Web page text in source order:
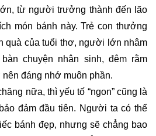
từ người trưởng thành đến lão
món bánh này. Trẻ con thưởng
quà của tuổi thơ, người lớn nhâm
chuyện nhân sinh, đêm rằm
đáng nhớ muôn phần.
nữa, thì yếu tố “ngon” cũng là
đảm đầu tiên. Người ta có thể
bánh đẹp, nhưng sẽ chẳng bao